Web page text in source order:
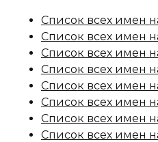
Список всех имен
Список всех имен
Список всех имен
Список всех имен
Список всех имен
Список всех имен
Список всех имен
Список всех имен